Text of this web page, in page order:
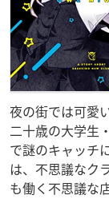
夜の街では可愛
二十歳の大学生
で謎のキャッチ
は、不思議なク
も働く不思議な